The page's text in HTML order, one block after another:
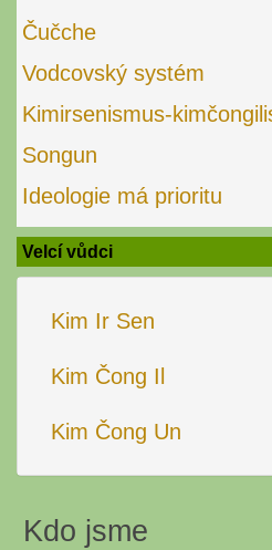
Čučche
Vodcovský systém
Kimirsenismus-
Songun
Ideologie má prioritu
Velcí vůdci
Kim Ir Sen
Kim Čong Il
Kim Čong Un
Kdo jsme